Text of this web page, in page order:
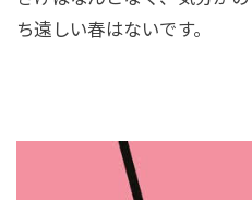
ち遠しい春はないです。